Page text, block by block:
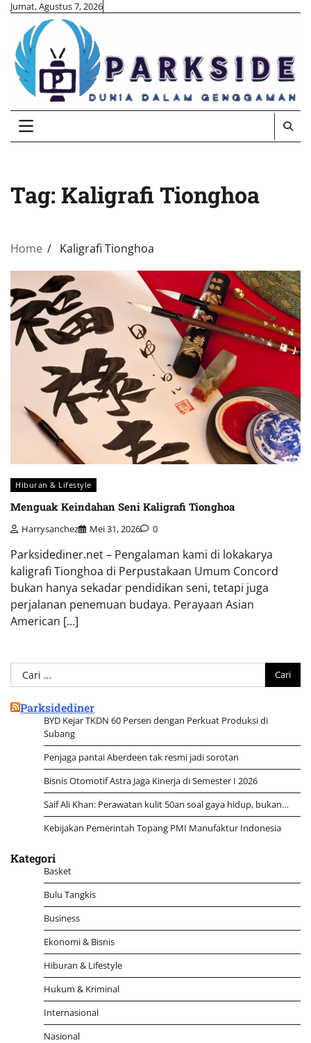
Skip
content
Jumat, Agustus 7, 2026
Tag: Kaligrafi Tionghoa
Home Kaligrafi Tionghoa
Hiburan & Lifestyle
Menguak Keindahan Seni Kaligrafi Tionghoa
Harrysanchez Mei 31, 2026 0
Parksidediner.net – Pengalaman kami di lokakarya
kaligrafi Tionghoa di Perpustakaan Umum Concord
bukan hanya sekadar pendidikan seni, tetapi juga
perjalanan penemuan budaya. Perayaan Asian
American […]
Cari
untuk:
Parksidediner
BYD Kejar TKDN 60 Persen dengan Perkuat Produksi di
Subang
Penjaga pantai Aberdeen tak resmi jadi sorotan
Bisnis Otomotif Astra Jaga Kinerja di Semester I 2026
Saif Ali Khan: Perawatan kulit 50an soal gaya hidup, bukan…
Kebijakan Pemerintah Topang PMI Manufaktur Indonesia
Kategori
Basket
Bulu Tangkis
Business
Ekonomi & Bisnis
Hiburan & Lifestyle
Hukum & Kriminal
Internasional
Nasional